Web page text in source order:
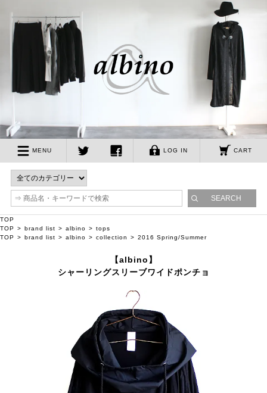
MENU LOG IN CART
TOP
TOP
brand list albino
tops
TOP
brand list albino collection 2016 Spring/Summer
【albino】
シャーリングスリーブワイドポンチョ